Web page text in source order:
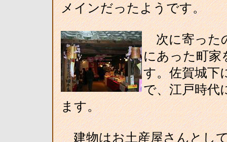
メインだったようです。
次に寄った
にあった町家
す。佐賀城下
で、江戸時代
ます。
建物はお土産屋さんとし